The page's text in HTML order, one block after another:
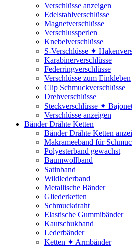
Verschlüsse anzeigen
Edelstahlverschlüsse
Magnetverschlüsse
Verschlussperlen
Knebelverschlüsse
S-Verschlüsse ✦
Karabinerverschlüsse
Federringverschlüsse
Verschlüsse zum Einkleben
Clip Schmuckverschlüsse
Drehverschlüsse
Steckverschlüsse ✦
Verschlüsse anzeigen
Bänder Drähte Ketten
Bänder Drähte Ketten
Makrameeband für
Polyesterband gewachst
Baumwollband
Satinband
Wildlederband
Metallische Bänder
Gliederketten
Schmuckdraht
Elastische Gummibänder
Kautschukband
Lederbänder
Ketten ✦ Armbänder